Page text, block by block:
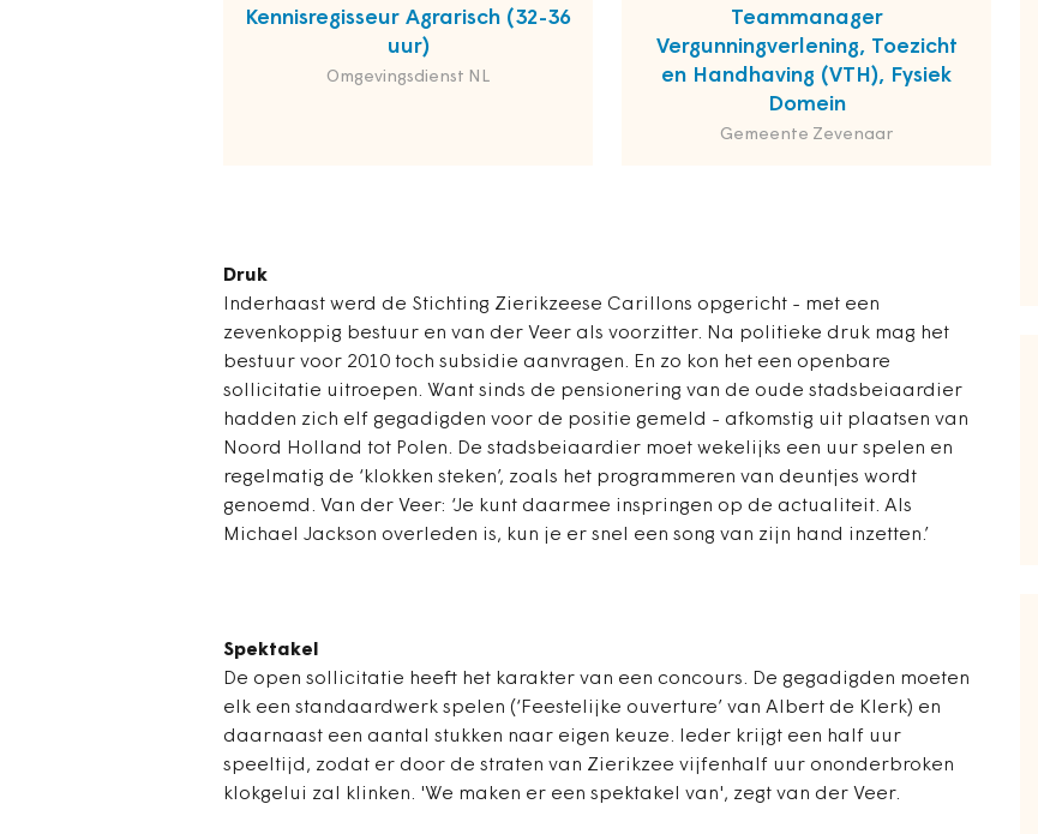
Kennisregisseur Agrarisch (32-36
uur)
Omgevingsdienst NL
Teammanager
Vergunningverlening, Toezicht
en Handhaving (VTH), Fysiek
Domein
Gemeente Zevenaar
Druk
Inderhaast werd de Stichting Zierikzeese Carillons opgericht - met een
zevenkoppig bestuur en van der Veer als voorzitter. Na politieke druk mag het
bestuur voor 2010 toch subsidie aanvragen. En zo kon het een openbare
sollicitatie uitroepen. Want sinds de pensionering van de oude stadsbeiaardier
hadden zich elf gegadigden voor de positie gemeld - afkomstig uit plaatsen van
Noord Holland tot Polen. De stadsbeiaardier moet wekelijks een uur spelen en
regelmatig de ‘klokken steken’, zoals het programmeren van deuntjes wordt
genoemd. Van der Veer: ‘Je kunt daarmee inspringen op de actualiteit. Als
Michael Jackson overleden is, kun je er snel een song van zijn hand inzetten.’
Spektakel
De open sollicitatie heeft het karakter van een concours. De gegadigden moeten
elk een standaardwerk spelen (‘Feestelijke ouverture’ van Albert de Klerk) en
daarnaast een aantal stukken naar eigen keuze. Ieder krijgt een half uur
speeltijd, zodat er door de straten van Zierikzee vijfenhalf uur ononderbroken
klokgelui zal klinken. 'We maken er een spektakel van', zegt van der Veer.